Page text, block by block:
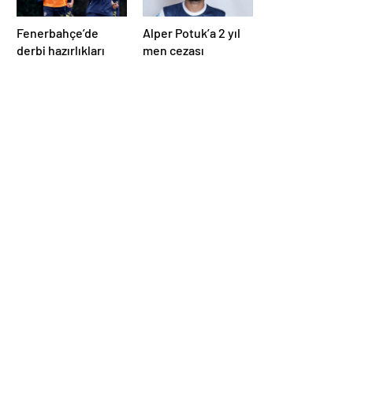
Fenerbahçe’de
derbi hazırlıkları
Alper Potuk’a 2 yıl
men cezası